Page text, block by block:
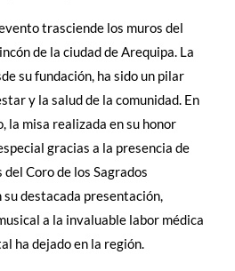
trasciende los muros del
de la ciudad de Arequipa. La
su fundación, ha sido un pilar
y la salud de la comunidad. En
la misa realizada en su honor
gracias a la presencia de
Coro de los Sagrados
su destacada presentación,
a la invaluable labor médica
ha dejado en la región.